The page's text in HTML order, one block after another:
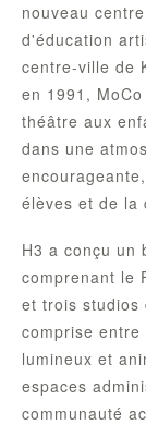
nouveau
d'éducation
centre-ville de
en 1991,
théâtre aux
dans une
élèves et de la
H3 a conçu un
comprenant le
et trois studios
comprise entre
lumineux et
espaces
communauté